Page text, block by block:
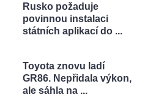
Rusko požaduje
povinnou instalaci
státních aplikací do ...
Toyota znovu ladí
GR86. Nepřidala výkon,
ale sáhla na ...